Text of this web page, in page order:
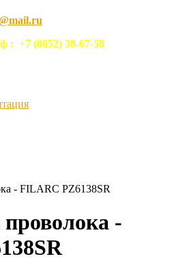
: +7 (8652) 38-67-58
- FILARC PZ6138SR
-